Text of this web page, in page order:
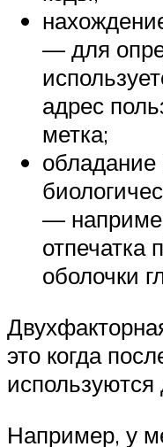
— для
адрес
метка;
обладание
—
отпечатка
оболочки
это когда
Например, у